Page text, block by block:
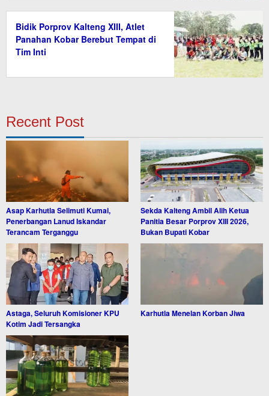
Bidik Porprov Kalteng XIII, Atlet
Panahan Kobar Berebut Tempat di
Tim Inti
Recent Post
Asap Karhutla Selimuti Kumai,
Penerbangan Lanud Iskandar
Terancam Terganggu
Sekda Kalteng Ambil Alih Ketua
Panitia Besar Porprov XIII 2026,
Bukan Bupati Kobar
Astaga, Seluruh Komisioner KPU
Kotim Jadi Tersangka
Karhutla Menelan Korban Jiwa